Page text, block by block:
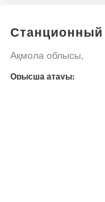
Станционный
Ақмола облысы,
Орысша атауы: